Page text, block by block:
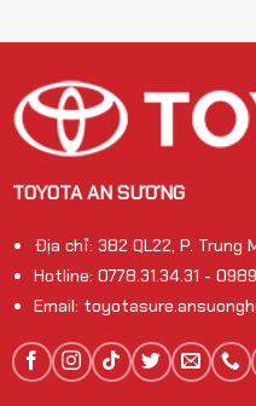
TOYOTA AN SƯƠNG
Địa chỉ: 382 QL22, P. Trung
Hotline: 0778.31.34.31 -
Email: